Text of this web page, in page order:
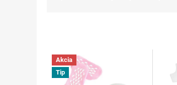
V Akcia
Tip